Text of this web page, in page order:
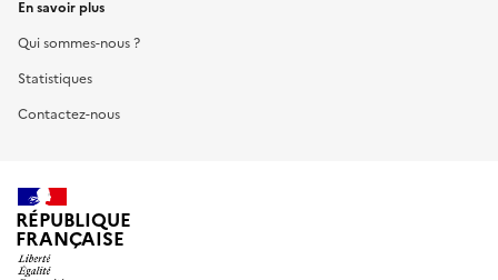
En savoir plus
Qui sommes-nous ?
Statistiques
Contactez-nous
RÉPUBLIQUE
FRANÇAISE